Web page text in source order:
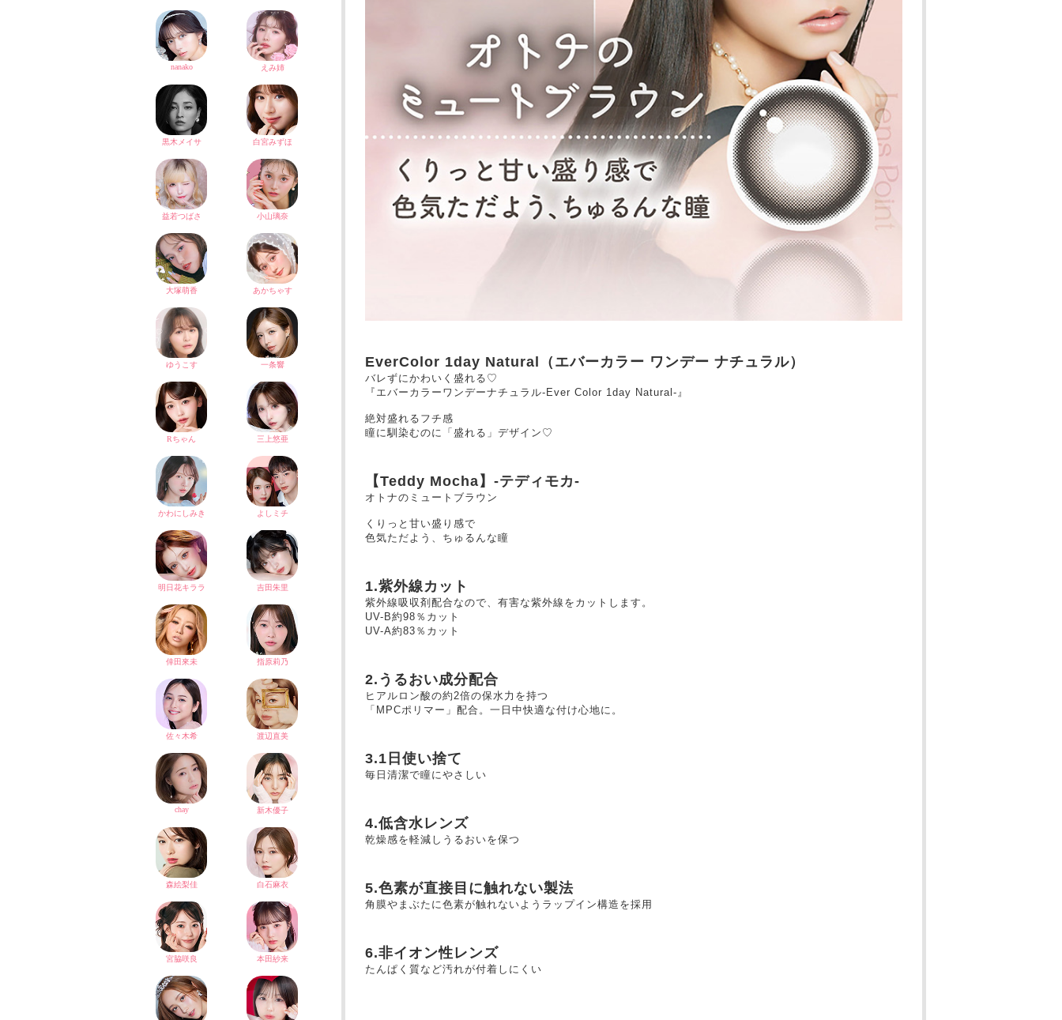
EverColor 1day Natural（エバーカラー ワンデー ナチュラル）
バレずにかわいく盛れる♡
『エバーカラーワンデーナチュラル-Ever Color 1day Natural-』
絶対盛れるフチ感
瞳に馴染むのに「盛れる」デザイン♡
【Teddy Mocha】-テディモカ-
オトナのミュートブラウン
くりっと甘い盛り感で
色気ただよう、ちゅるんな瞳
1.紫外線カット
紫外線吸収剤配合なので、有害な紫外線をカットします。
UV-B約98％カット
UV-A約83％カット
2.うるおい成分配合
ヒアルロン酸の約2倍の保水力を持つ
「MPCポリマー」配合。一日中快適な付け心地に。
3.1日使い捨て
毎日清潔で瞳にやさしい
4.低含水レンズ
乾燥感を軽減しうるおいを保つ
5.色素が直接目に触れない製法
角膜やまぶたに色素が触れないようラップイン構造を採用
6.非イオン性レンズ
たんぱく質など汚れが付着しにくい